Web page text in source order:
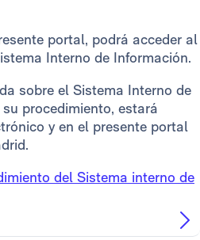
portal, podrá acceder al
Interno de Información.
sobre el Sistema Interno de
procedimiento, estará
y en el presente portal
del Sistema interno de